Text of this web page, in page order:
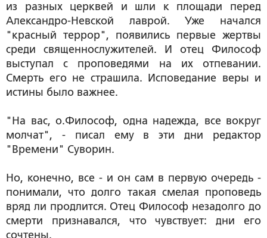
из разных церквей и шли к площади перед
Александро-Невской лаврой. Уже начался
"красный террор", появились первые жертвы
среди священнослужителей. И отец Философ
выступал с проповедями на их отпевании.
Смерть его не страшила. Исповедание веры и
истины было важнее.
"На вас, о.Философ, одна надежда, все вокруг
молчат", - писал ему в эти дни редактор
"Времени" Суворин.
Но, конечно, все - и он сам в первую очередь -
понимали, что долго такая смелая проповедь
вряд ли продлится. Отец Философ незадолго до
смерти признавался, что чувствует: дни его
сочтены.